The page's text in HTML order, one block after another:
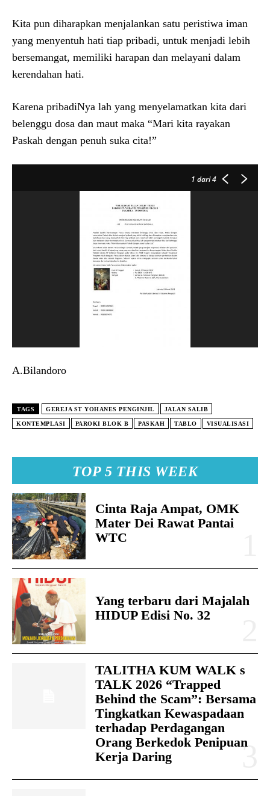
TOP 5 THIS WEEK
Cinta Raja Ampat, OMK
Mater Dei Rawat Pantai
WTC
Yang terbaru dari Majalah
HIDUP Edisi No. 32
TALITHA KUM WALK s
TALK 2026 “Trapped
Behind the Scam”: Bersama
Tingkatkan Kewaspadaan
terhadap Perdagangan
Orang Berkedok Penipuan
Kerja Daring
Kita pun diharapkan menjalankan satu peristiwa iman
yang menyentuh hati tiap pribadi, untuk menjadi lebih
bersemangat, memiliki harapan dan melayani dalam
kerendahan hati.
Karena pribadiNya lah yang menyelamatkan kita dari
belenggu dosa dan maut maka “Mari kita rayakan
Paskah dengan penuh suka cita!”
1 dari 4
A.Bilandoro
TAGS GEREJA ST YOHANES PENGINJIL JALAN SALIB
KONTEMPLASI PAROKI BLOK B PASKAH TABLO VISUALISASI